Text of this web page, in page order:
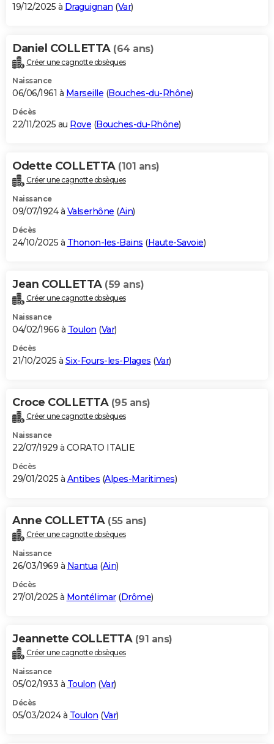
19/12/2025 à Draguignan (Var)
Daniel COLLETTA (64 ans)
Créer une cagnotte obsèques
Naissance
06/06/1961 à Marseille (Bouches-du-Rhône)
Décès
22/11/2025 au Rove (Bouches-du-Rhône)
Odette COLLETTA (101 ans)
Créer une cagnotte obsèques
Naissance
09/07/1924 à Valserhône (Ain)
Décès
24/10/2025 à Thonon-les-Bains (Haute-Savoie)
Jean COLLETTA (59 ans)
Créer une cagnotte obsèques
Naissance
04/02/1966 à Toulon (Var)
Décès
21/10/2025 à Six-Fours-les-Plages (Var)
Croce COLLETTA (95 ans)
Créer une cagnotte obsèques
Naissance
22/07/1929 à CORATO ITALIE
Décès
29/01/2025 à Antibes (Alpes-Maritimes)
Anne COLLETTA (55 ans)
Créer une cagnotte obsèques
Naissance
26/03/1969 à Nantua (Ain)
Décès
27/01/2025 à Montélimar(Drôme)
Jeannette COLLETTA (91 ans)
Créer une cagnotte obsèques
Naissance
05/02/1933 à Toulon (Var)
Décès
05/03/2024 à Toulon (Var)